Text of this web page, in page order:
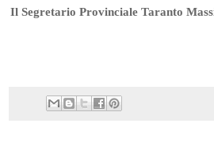
Il Segretario Provinciale Taranto